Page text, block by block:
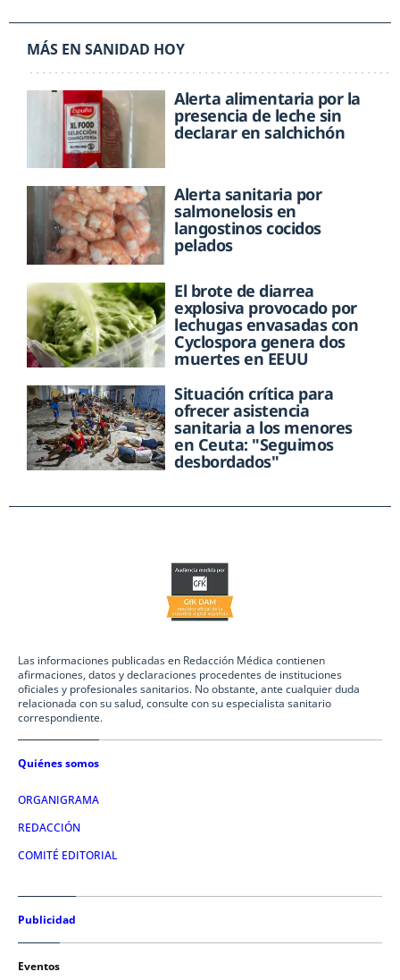
MÁS EN SANIDAD HOY
Alerta alimentaria por la
presencia de leche sin
declarar en salchichón
Alerta sanitaria por
salmonelosis en
langostinos cocidos
pelados
El brote de diarrea
explosiva provocado por
lechugas envasadas con
Cyclospora genera dos
muertes en EEUU
Situación crítica para
ofrecer asistencia
sanitaria a los menores
en Ceuta: "Seguimos
desbordados"
Las informaciones publicadas en Redacción Médica contienen
afirmaciones, datos y declaraciones procedentes de instituciones
oficiales y profesionales sanitarios. No obstante, ante cualquier duda
relacionada con su salud, consulte con su especialista sanitario
correspondiente.
Quiénes somos
ORGANIGRAMA
REDACCIÓN
COMITÉ EDITORIAL
Publicidad
Eventos